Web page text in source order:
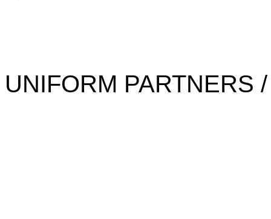
UNIFORM PARTNERS